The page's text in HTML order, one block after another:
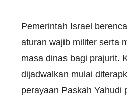
Pemerintah Israel
aturan wajib militer serta
masa dinas bagi prajurit.
dijadwalkan mulai
perayaan Paskah Yahudi